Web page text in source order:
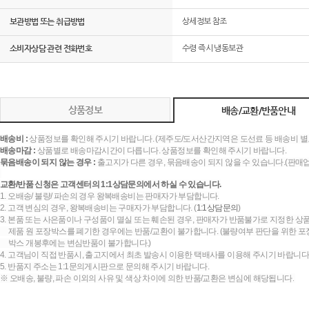
보관방법 또는 취급방법 상세정보 참조
소비자상담 관련 전화번호 수령 즉시 냉동보관
상품정보 배송/교환/반품안내
배송비 :상품정보를 확인해 주시기 바랍니다. (제주도/도서산간지역은 도선료 등 배송비
배송마감 : 상품별로 배송마감시간이 다릅니다. 상품정보를 확인해 주시기 바랍니다.
묶음배송이 되지 않는 경우 : 출고지가 다른 경우, 묶음배송이 되지 않을 수 있습니다.(판
교환/반품 신청은 고객센터의 1:1상담문의에서 하실 수 있습니다.
1. 오배송/ 불량/ 파손의 경우 왕복배송비는 판매자가 부담합니다.
2. 고객 변심의 경우, 왕복배송비는 구매자가 부담합니다. (1:1상담문의)
3. 본품 또는 사은품이나 구성품이 멸실 또는 훼손된 경우, 판매자가 반품불가로 지정한 상
제품 원 포장박스를 폐기한 경우에는 반품/교환이 불가합니다. (불량여부 판단을 위한
박스 개봉후에는 변심반품이 불가합니다.)
4. 고객님이 직접 반품시, 출고지에서 최초 발송시 이용한 택배사를 이용해 주시기 바랍니
5. 반품지 주소는 1:1문의게시판으로 문의해 주시기 바랍니다.
※ 오배송, 불량, 파손 이외의 사유 및 색상 차이에 의한 반품/교환은 변심에 해당됩니다.